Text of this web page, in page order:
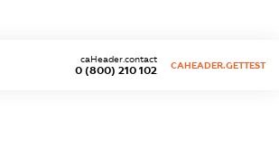
0 (800) 210 102
caHeader.contact
CAHEADER.GETTEST